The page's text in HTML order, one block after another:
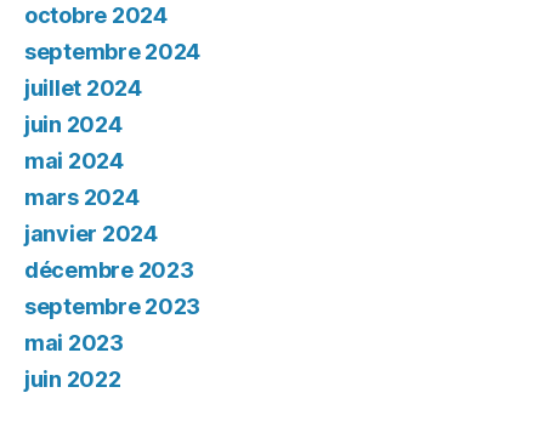
octobre 2024
septembre 2024
juillet 2024
juin 2024
mai 2024
mars 2024
janvier 2024
décembre 2023
septembre 2023
mai 2023
juin 2022